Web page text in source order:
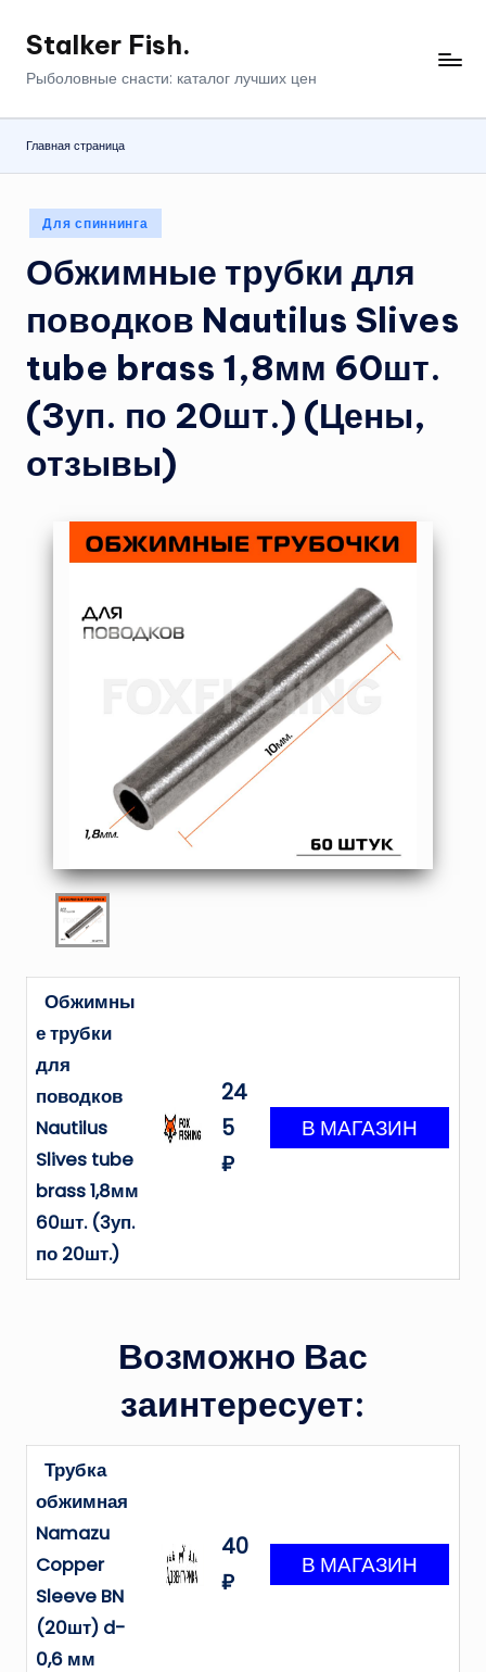
Перейти
Stalker Fish.
Рыболовные снасти: каталог лучших цен
Главная страница
Опубликовано
в
Для спиннинга
Обжимные трубки для
поводков Nautilus Slives
tube brass 1,8мм 60шт.
(3уп. по 20шт.) (Цены,
отзывы)
Обжимны
е трубки
для
поводков
Nautilus
Slives tube
brass 1,8мм
60шт. (3уп.
по 20шт.)
24
5
₽
Возможно Вас
заинтересует:
Трубка
обжимная
Namazu
Copper
Sleeve BN
(20шт) d-
0,6 мм
40
₽